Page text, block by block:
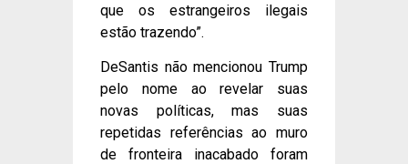
que os estrangeiros ilegais
estão trazendo”.
DeSantis não mencionou Trump
pelo nome ao revelar suas
novas políticas, mas suas
repetidas referências ao muro
de fronteira inacabado foram